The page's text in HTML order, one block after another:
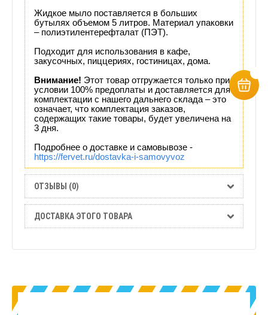
Жидкое мыло поставляется в больших
бутылях объемом 5 литров. Материал упаковки
– полиэтилентерефталат (ПЭТ).
Подходит для использования в кафе,
закусочных, пиццериях, гостиницах, дома.
Внимание! Этот товар отгружается только при
условии 100% предоплаты и доставляется для
комплектации с нашего дальнего склада – это
означает, что комплектация заказов,
содержащих такие товары, будет увеличена на
3 дня.
Подробнее о доставке и самовывозе -
https://fervet.ru/dostavka-i-samovyvoz
ОТЗЫВЫ (0)
ДОСТАВКА ЭТОГО ТОВАРА